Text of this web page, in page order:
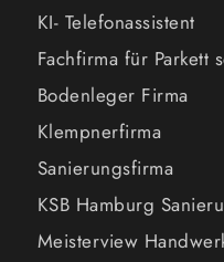
KI- Telefonassistent
Fachfirma für Parkett
Bodenleger Firma
Klempnerfirma
Sanierungsfirma
KSB Hamburg
Meisterview